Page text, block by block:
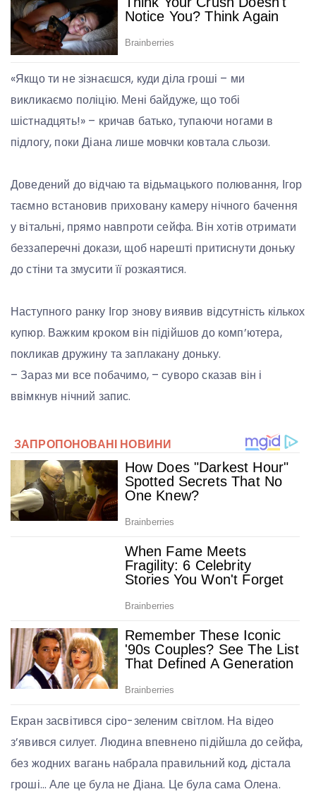
«Якщо ти не зізнаєшся, куди діла гроші – ми
викликаємо поліцію. Мені байдуже, що тобі
шістнадцять!» – кричав батько, тупаючи ногами в
підлогу, поки Діана лише мовчки ковтала сльози.
Доведений до відчаю та відьмацького полювання, Ігор
таємно встановив приховану камеру нічного бачення
у вітальні, прямо навпроти сейфа. Він хотів отримати
беззаперечні докази, щоб нарешті притиснути доньку
до стіни та змусити її розкаятися.
Наступного ранку Ігор знову виявив відсутність кількох
купюр. Важким кроком він підійшов до комп’ютера,
покликав дружину та заплакану доньку.
– Зараз ми все побачимо, – суворо сказав він і
ввімкнув нічний запис.
Екран засвітився сіро-зеленим світлом. На відео
з’явився силует. Людина впевнено підійшла до сейфа,
без жодних вагань набрала правильний код, дістала
гроші… Але це була не Діана. Це була сама Олена.